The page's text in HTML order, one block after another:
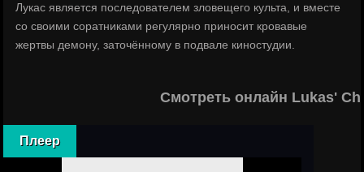
Лукас является последователем зловещего культа, и вместе
со своими соратниками регулярно приносит кровавые
жертвы демону, заточённому в подвале киностудии.
Смотреть онлайн Lukas'
Плеер